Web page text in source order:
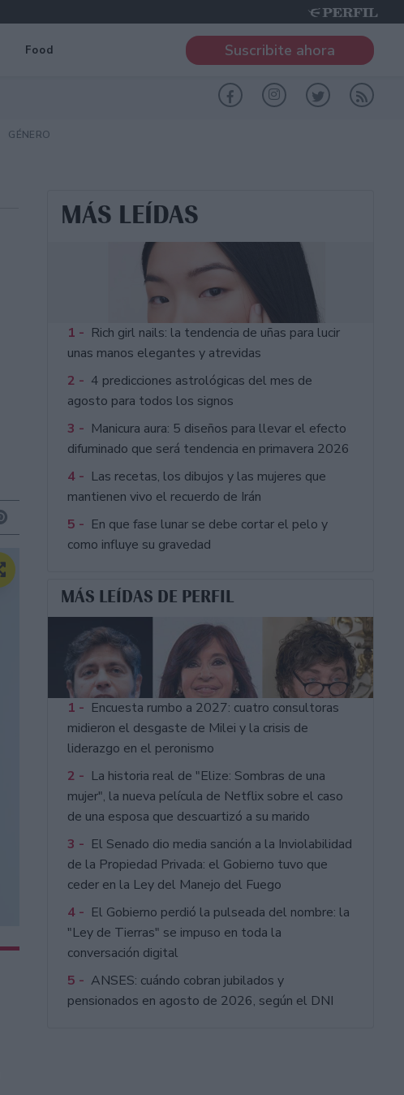
Food Suscribite ahora
GÉNERO
MÁS LEÍDAS
1 - Rich girl nails: la tendencia de uñas para lucir
unas manos elegantes y atrevidas
2 - 4 predicciones astrológicas del mes de
agosto para todos los signos
3 - Manicura aura: 5 diseños para llevar el efecto
difuminado que será tendencia en primavera 2026
4 - Las recetas, los dibujos y las mujeres que
mantienen vivo el recuerdo de Irán
5 - En que fase lunar se debe cortar el pelo y
como influye su gravedad
MÁS LEÍDAS DE PERFIL
1 - Encuesta rumbo a 2027: cuatro consultoras
midieron el desgaste de Milei y la crisis de
liderazgo en el peronismo
2 - La historia real de "Elize: Sombras de una
mujer", la nueva película de Netflix sobre el caso
de una esposa que descuartizó a su marido
3 - El Senado dio media sanción a la Inviolabilidad
de la Propiedad Privada: el Gobierno tuvo que
ceder en la Ley del Manejo del Fuego
4 - El Gobierno perdió la pulseada del nombre: la
"Ley de Tierras" se impuso en toda la
conversación digital
5 - ANSES: cuándo cobran jubilados y
pensionados en agosto de 2026, según el DNI